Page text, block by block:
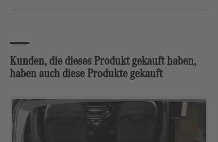
Kunden, die dieses Produkt gekauft haben,
haben auch diese Produkte gekauft